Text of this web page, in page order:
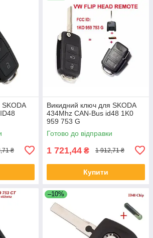
₴
Викидний ключ для SKODA
434Mhz CAN-Bus id48 1K0
959 753 G
Готово до відправки
1 721,44 ₴ 1 912,71 ₴
Купити
–10%